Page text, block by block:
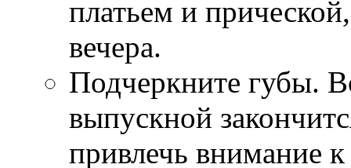
платьем и
вечера.
Подчеркните губы.
выпускной
привлечь внимание